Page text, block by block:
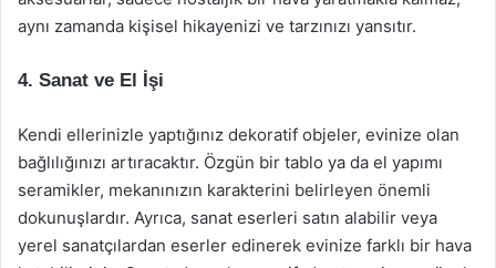
aynı zamanda kişisel hikayenizi ve tarzınızı yansıtır.
4. Sanat ve El İşi
Kendi ellerinizle yaptığınız dekoratif objeler, evinize olan
bağlılığınızı artıracaktır. Özgün bir tablo ya da el yapımı
seramikler, mekanınızın karakterini belirleyen önemli
dokunuşlardır. Ayrıca, sanat eserleri satın alabilir veya
yerel sanatçılardan eserler edinerek evinize farklı bir hava